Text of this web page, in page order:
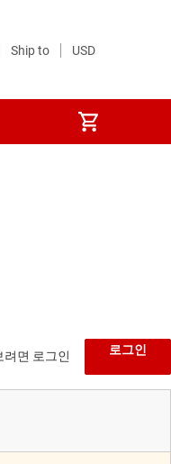
려면 로그인 로그인